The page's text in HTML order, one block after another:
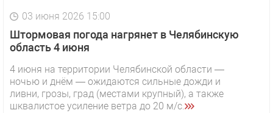
03 июня 2026 15:00
Штормовая погода нагрянет в Челябинскую
область 4 июня
4 июня на территории Челябинской области —
ночью и днём — ожидаются сильные дожди и
ливни, грозы, град (местами крупный), а также
шквалистое усиление ветра до 20 м/с.